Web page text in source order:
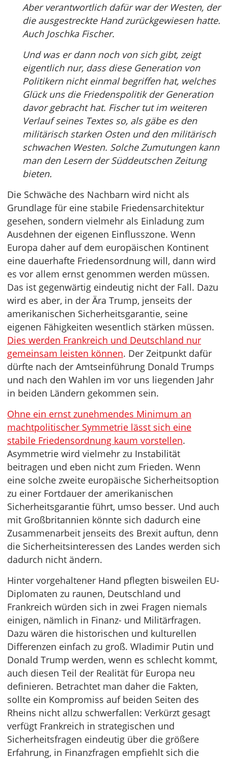
Aber verantwortlich dafür war der Westen, der
die ausgestreckte Hand zurückgewiesen hatte.
Auch Joschka Fischer.
Und was er dann noch von sich gibt, zeigt
eigentlich nur, dass diese Generation von
Politikern nicht einmal begriffen hat, welches
Glück uns die Friedenspolitik der Generation
davor gebracht hat. Fischer tut im weiteren
Verlauf seines Textes so, als gäbe es den
militärisch starken Osten und den militärisch
schwachen Westen. Solche Zumutungen kann
man den Lesern der Süddeutschen Zeitung
bieten.
Die Schwäche des Nachbarn wird nicht als
Grundlage für eine stabile Friedensarchitektur
gesehen, sondern vielmehr als Einladung zum
Ausdehnen der eigenen Einflusszone. Wenn
Europa daher auf dem europäischen Kontinent
eine dauerhafte Friedensordnung will, dann wird
es vor allem ernst genommen werden müssen.
Das ist gegenwärtig eindeutig nicht der Fall. Dazu
wird es aber, in der Ära Trump, jenseits der
amerikanischen Sicherheitsgarantie, seine
eigenen Fähigkeiten wesentlich stärken müssen.
Dies werden Frankreich und Deutschland nur
gemeinsam leisten können. Der Zeitpunkt dafür
dürfte nach der Amtseinführung Donald Trumps
und nach den Wahlen im vor uns liegenden Jahr
in beiden Ländern gekommen sein.
Ohne ein ernst zunehmendes Minimum an
machtpolitischer Symmetrie lässt sich eine
stabile Friedensordnung kaum vorstellen.
Asymmetrie wird vielmehr zu Instabilität
beitragen und eben nicht zum Frieden. Wenn
eine solche zweite europäische Sicherheitsoption
zu einer Fortdauer der amerikanischen
Sicherheitsgarantie führt, umso besser. Und auch
mit Großbritannien könnte sich dadurch eine
Zusammenarbeit jenseits des Brexit auftun, denn
die Sicherheitsinteressen des Landes werden sich
dadurch nicht ändern.
Hinter vorgehaltener Hand pflegten bisweilen EU-
Diplomaten zu raunen, Deutschland und
Frankreich würden sich in zwei Fragen niemals
einigen, nämlich in Finanz- und Militärfragen.
Dazu wären die historischen und kulturellen
Differenzen einfach zu groß. Wladimir Putin und
Donald Trump werden, wenn es schlecht kommt,
auch diesen Teil der Realität für Europa neu
definieren. Betrachtet man daher die Fakten,
sollte ein Kompromiss auf beiden Seiten des
Rheins nicht allzu schwerfallen: Verkürzt gesagt
verfügt Frankreich in strategischen und
Sicherheitsfragen eindeutig über die größere
Erfahrung, in Finanzfragen empfiehlt sich die